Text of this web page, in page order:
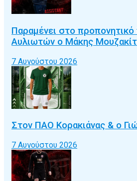
Παραμένει στο
Αυλιωτών ο Μάκης
7 Αυγούστου 2026
Στον ΠΑΟ Κορακιάνας & ο
7 Αυγούστου 2026